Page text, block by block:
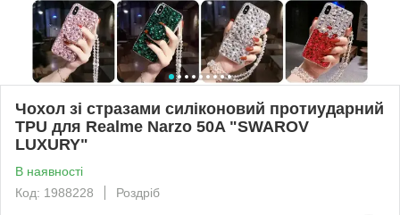
Чохол зі стразами силіконовий протиударний
TPU для Realme Narzo 50A "SWAROV
LUXURY"
В наявності
Код: 1988228
Роздріб